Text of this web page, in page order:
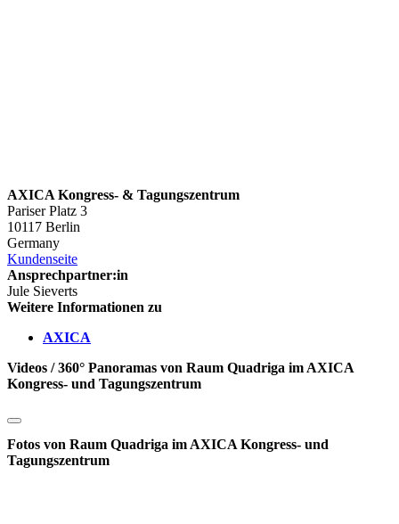
AXICA Kongress- & Tagungszentrum
Pariser Platz 3
10117 Berlin
Germany
Kundenseite
Ansprechpartner:in
Jule Sieverts
Weitere Informationen zu
AXICA
Videos / 360° Panoramas von Raum Quadriga im AXICA
Kongress- und Tagungszentrum
Fotos von Raum Quadriga im AXICA Kongress- und
Tagungszentrum